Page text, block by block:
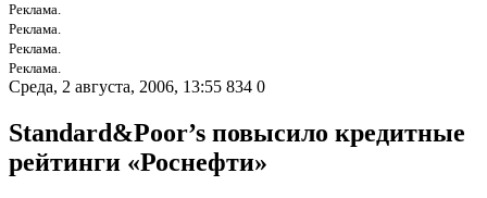
Реклама.
Реклама.
Реклама.
Реклама.
Среда, 2 августа, 2006, 13:55 834 0
Standard&Poor’s повысило кредитные
рейтинги «Роснефти»